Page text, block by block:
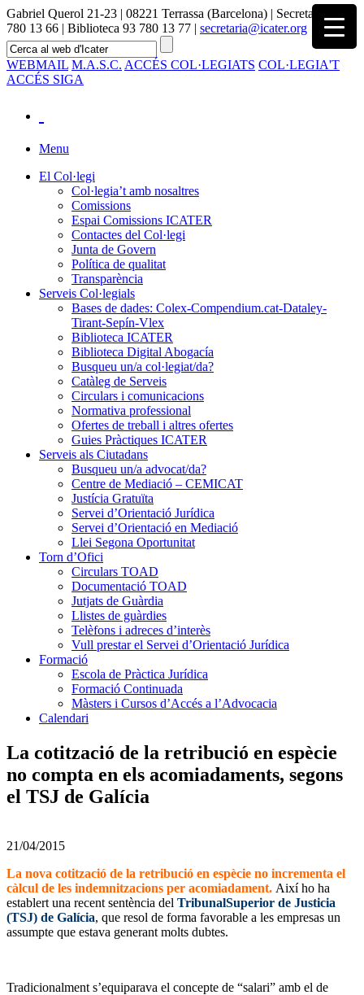
Gabriel Querol 21-23 | 08221 Terrassa (Barcelona) | Secretaria 93
780 13 66 | Biblioteca 93 780 13 77 | secretaria@icater.org
WEBMAIL M.A.S.C. ACCÉS COL·LEGIATS COL·LEGIA'T
ACCÉS SIGA
Menu
El Col·legi
Col·legia’t amb nosaltres
Comissions
Espai Comissions ICATER
Contactes del Col·legi
Junta de Govern
Política de qualitat
Transparència
Serveis Col·legials
Bases de dades: Colex-Compendium.cat-Dataley-
Tirant-Sepín-Vlex
Biblioteca ICATER
Biblioteca Digital Abogacía
Busqueu un/a col·legiat/da?
Catàleg de Serveis
Circulars i comunicacions
Normativa professional
Ofertes de treball i altres ofertes
Guies Pràctiques ICATER
Serveis als Ciutadans
Busqueu un/a advocat/da?
Centre de Mediació – CEMICAT
Justícia Gratuïta
Servei d’Orientació Jurídica
Servei d’Orientació en Mediació
Llei Segona Oportunitat
Torn d’Ofici
Circulars TOAD
Documentació TOAD
Jutjats de Guàrdia
Llistes de guàrdies
Telèfons i adreces d’interès
Vull prestar el Servei d’Orientació Jurídica
Formació
Escola de Pràctica Jurídica
Formació Continuada
Màsters i Cursos d’Accés a l’Advocacia
Calendari
La cotització de la retribució en espècie
no compta en els acomiadaments, segons
el TSJ de Galícia
21/04/2015
La nova cotització de la retribució en espècie no incrementa el
càlcul de les indemnitzacions per acomiadament. Així ho ha
establert una recent sentència del TribunalSuperior de Justicia
(TSJ) de Galícia, que resol de forma favorable a les empresas un
assumpte que estava generant molts dubtes.
Tradicionalment s’equiparava el concepte de “salari” amb el de